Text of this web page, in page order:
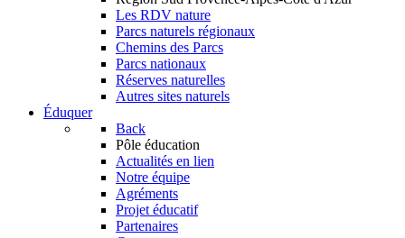
Les RDV nature
Parcs naturels régionaux
Chemins des Parcs
Parcs nationaux
Réserves naturelles
Autres sites naturels
Éduquer
Back
Pôle éducation
Actualités en lien
Notre équipe
Agréments
Projet éducatif
Partenaires